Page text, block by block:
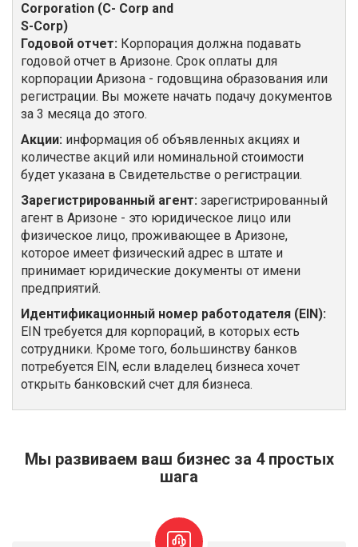
Годовой отчет: Корпорация должна подавать
годовой отчет в Аризоне. Срок оплаты для
корпорации Аризона - годовщина образования или
регистрации. Вы можете начать подачу документов
за 3 месяца до этого.
Акции: информация об объявленных акциях и
количестве акций или номинальной стоимости
будет указана в Свидетельстве о регистрации.
Зарегистрированный агент: зарегистрированный
агент в Аризоне - это юридическое лицо или
физическое лицо, проживающее в Аризоне,
которое имеет физический адрес в штате и
принимает юридические документы от имени
предприятий.
Идентификационный номер работодателя (EIN):
EIN требуется для корпораций, в которых есть
сотрудники. Кроме того, большинству банков
потребуется EIN, если владелец бизнеса хочет
открыть банковский счет для бизнеса.
Мы развиваем ваш бизнес за 4 простых
шага